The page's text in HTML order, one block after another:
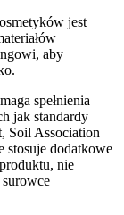
jest
aby
spełnienia
jak standardy
Soil Association
stosuje dodatkowe
nie